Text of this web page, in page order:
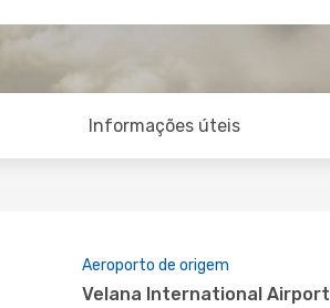
Informações úteis
Aeroporto de origem
Velana International Airport